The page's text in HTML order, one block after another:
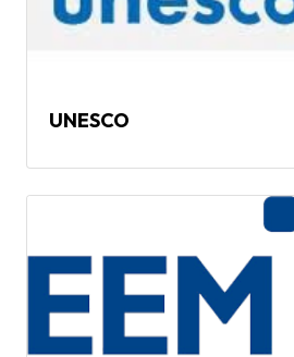
UNESCO